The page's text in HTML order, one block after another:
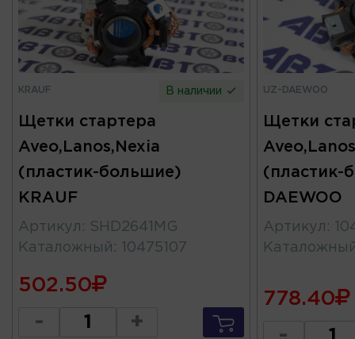
KRAUF В наличии
Щетки стартера
Aveo,Lanos,Nexia
(пластик-большие)
KRAUF
Артикул : SHD2641MG
Каталожный : 10475107
502.50
- +
UZ-DAEWOO
Щетки
(пластик-
DAEWOO
Артикул :
778.40